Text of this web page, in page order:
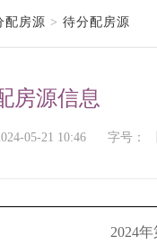
配房源 > 待分配房源
房源信息
05-21 10:46 字号：
2024